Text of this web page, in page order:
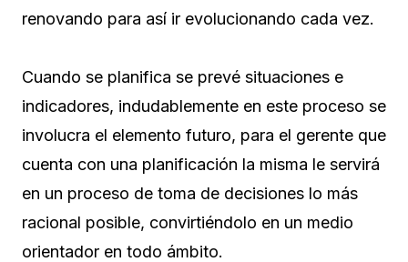
renovando para así ir evolucionando cada vez.
Cuando se planifica se prevé situaciones e
indicadores, indudablemente en este proceso se
involucra el elemento futuro, para el gerente que
cuenta con una planificación la misma le servirá
en un proceso de toma de decisiones lo más
racional posible, convirtiéndolo en un medio
orientador en todo ámbito.